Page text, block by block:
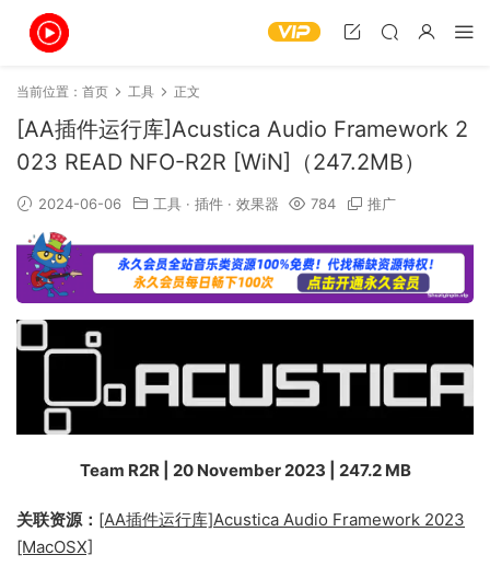
当前位置： 首页 工具 正文
[AA插件运行库]Acustica Audio Framework 2
023 READ NFO-R2R [WiN]（247.2MB）
2024-06-06 工具 · 插件 · 效果器 784 推广
Team R2R | 20 November 2023 | 247.2 MB
关联资源： [AA插件运行库]Acustica Audio Framework 2023
[MacOSX]